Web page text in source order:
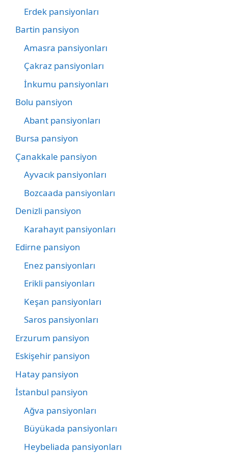
Erdek pansiyonları
Bartin pansiyon
Amasra pansiyonları
Çakraz pansiyonları
İnkumu pansiyonları
Bolu pansiyon
Abant pansiyonları
Bursa pansiyon
Çanakkale pansiyon
Ayvacık pansiyonları
Bozcaada pansiyonları
Denizli pansiyon
Karahayıt pansiyonları
Edirne pansiyon
Enez pansiyonları
Erikli pansiyonları
Keşan pansiyonları
Saros pansiyonları
Erzurum pansiyon
Eskişehir pansiyon
Hatay pansiyon
İstanbul pansiyon
Ağva pansiyonları
Büyükada pansiyonları
Heybeliada pansiyonları